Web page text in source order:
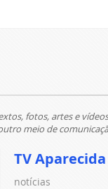
fotos, artes e
meio de
TV Aparecida
notícias